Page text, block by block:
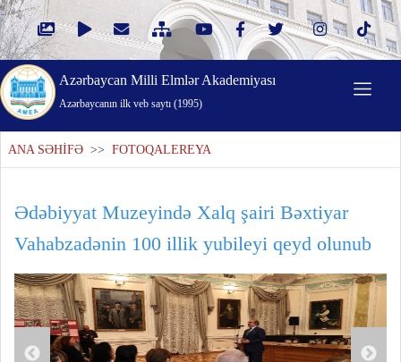
Azərbaycan Milli Elmlər Akademiyası
Azərbaycanın ilk veb saytı (1995)
ANA SƏHİFƏ >> FOTOQALEREYA
Ədəbiyyat Muzeyində Xalq şairi Bəxtiyar
Vahabzadənin 100 illik yubileyi qeyd olunub